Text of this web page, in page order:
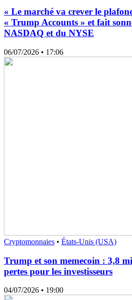
« Le marché va crever le
« Trump Accounts » et fait
NASDAQ et du NYSE
06/07/2026 • 17:06
Cryptomonnaies • États-Unis (USA)
Trump et son memecoin : 3,8
pertes pour les investisseurs
04/07/2026 • 19:00